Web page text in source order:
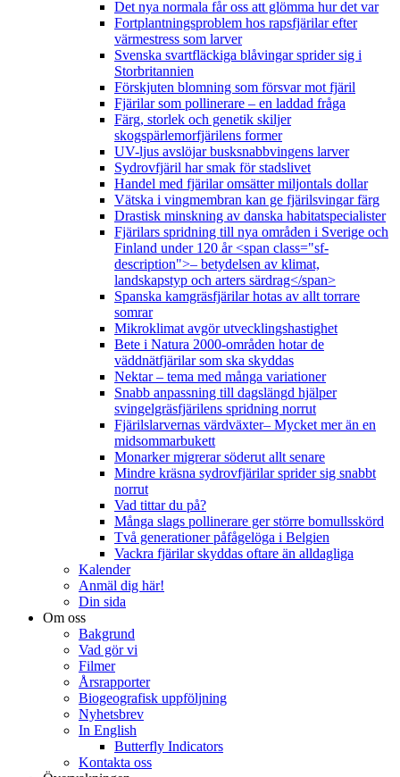
Det nya normala får oss att glömma hur det var
Fortplantningsproblem hos rapsfjärilar efter
värmestress som larver
Svenska svartfläckiga blåvingar sprider sig i
Storbritannien
Förskjuten blomning som försvar mot fjäril
Fjärilar som pollinerare – en laddad fråga
Färg, storlek och genetik skiljer
skogspärlemorfjärilens former
UV-ljus avslöjar busksnabbvingens larver
Sydrovfjäril har smak för stadslivet
Handel med fjärilar omsätter miljontals dollar
Vätska i vingmembran kan ge fjärilsvingar färg
Drastisk minskning av danska habitatspecialister
Fjärilars spridning till nya områden i Sverige och
Finland under 120 år <span class="sf-
description">– betydelsen av klimat,
landskapstyp och arters särdrag</span>
Spanska kamgräsfjärilar hotas av allt torrare
somrar
Mikroklimat avgör utvecklingshastighet
Bete i Natura 2000-områden hotar de
väddnätfjärilar som ska skyddas
Nektar – tema med många variationer
Snabb anpassning till dagslängd hjälper
svingelgräsfjärilens spridning norrut
Fjärilslarvernas värdväxter– Mycket mer än en
midsommarbukett
Monarker migrerar söderut allt senare
Mindre kräsna sydrovfjärilar sprider sig snabbt
norrut
Vad tittar du på?
Många slags pollinerare ger större bomullsskörd
Två generationer påfågelöga i Belgien
Vackra fjärilar skyddas oftare än alldagliga
Kalender
Anmäl dig här!
Din sida
Om oss
Bakgrund
Vad gör vi
Filmer
Årsrapporter
Biogeografisk uppföljning
Nyhetsbrev
In English
Butterfly Indicators
Kontakta oss